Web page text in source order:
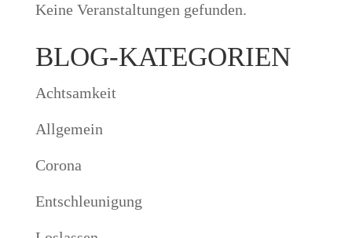
Keine Veranstaltungen gefunden.
BLOG-KATEGORIEN
Achtsamkeit
Allgemein
Corona
Entschleunigung